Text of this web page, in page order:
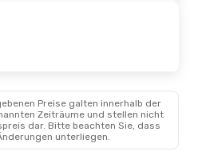
Preise galten innerhalb der
Zeiträume und stellen nicht
dar. Bitte beachten Sie, dass
unterliegen.